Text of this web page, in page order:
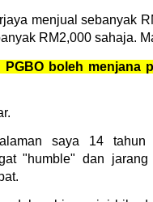
menjual sebanyak
RM2,000 sahaja.
boleh menjana
saya 14
"humble" dan